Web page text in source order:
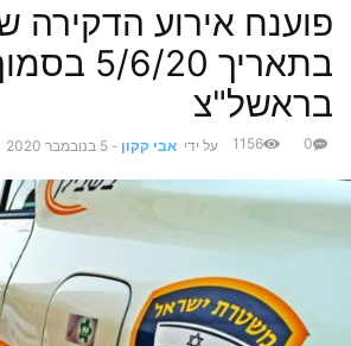
פוענח אירוע
בתאריך
בראשל"צ
על ידי אבי קקון - 5 בנובמבר 2020 0
1156